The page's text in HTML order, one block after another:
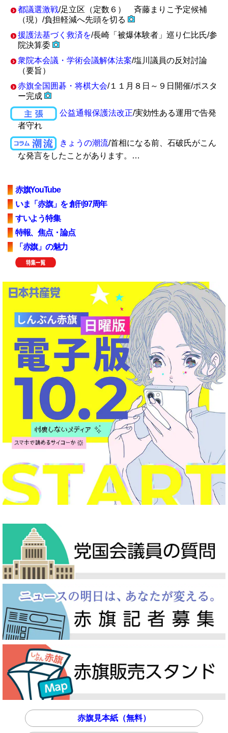
都議選激戦/足立区（定数６） 斉藤まりこ予定候補
（現）/負担軽減へ先頭を切る
援護法基づく救済を/長崎「被爆体験者」巡り仁比氏/参
院決算委
衆院本会議・学術会議解体法案/塩川議員の反対討論
（要旨）
赤旗全国囲碁・将棋大会/１１月８日～９日開催/ポスタ
ー完成
公益通報保護法改正/実効性ある運用で告発
者守れ
きょうの潮流/首相になる前、石破氏がこん
な発言をしたことがあります。…
赤旗YouTube
いま「赤旗」を 創刊97周年
すいよう特集
特報、焦点・論点
「赤旗」の魅力
赤旗見本紙（無料）